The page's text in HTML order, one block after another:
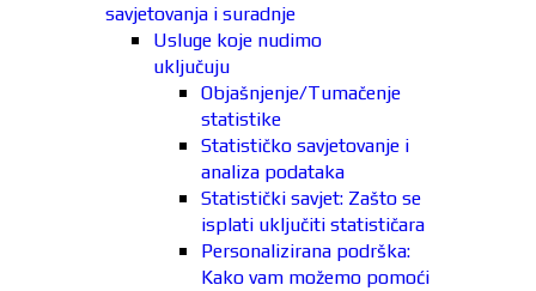
savjetovanja i suradnje
Usluge koje nudimo
uključuju
Objašnjenje/Tumačenje
statistike
Statističko savjetovanje i
analiza podataka
Statistički savjet: Zašto se
isplati uključiti statističara
Personalizirana podrška:
Kako vam možemo pomoći